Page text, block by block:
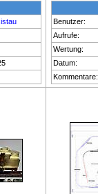
Benutzer:
Aufrufe:
Wertung:
Datum:
Kommentare: